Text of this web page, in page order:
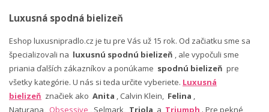
Luxusná spodná bielizeň
Eshop luxusnipradlo.cz je tu pre Vás už 15 rok. Od začiatku sme sa
špecializovali na luxusnú spodnú bielizeň , ale vypočuli sme
priania ďalších zákazníkov a ponúkame spodnú bielizeň pre
všetky kategórie. U nás si teda určite vyberiete. Luxusná
bielizeň značiek ako Anita , Calvin Klein, Felina ,
Naturana, Obsessive , Selmark, Triola a Triumph . Pre pekné